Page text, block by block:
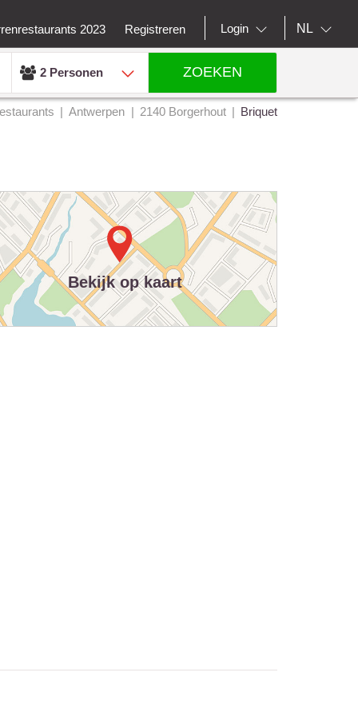
2023 Registreren Login NL
2 Personen ZOEKEN
Antwerpen 2140 Borgerhout Briquet
Bekijk op kaart